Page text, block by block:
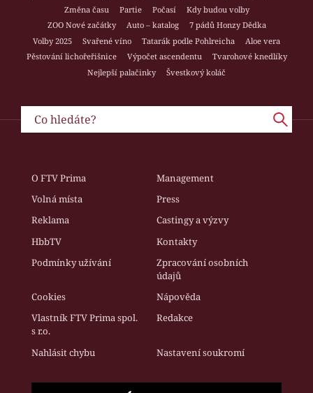
Změna času
Partie Počasí
Kdy budou volby
ZOO Nové začátky
Auto – katalog
7 pádů Honzy Dědka
Volby 2025
Svařené víno Tatarák podle Pohlreicha
Aloe vera
Pěstování lichořeřišnice
Výpočet ascendentu
Tvarohové knedlíky
Nejlepší palačinky
Švestkový koláč
O FTV Prima
Management
Volná místa
Press
Reklama
Castingy a výzvy
HbbTV
Kontakty
Podmínky užívání
Zpracování osobních
údajů
Cookies
Nápověda
Vlastník FTV Prima spol.
s r.o.
Redakce
Nahlásit chybu Nastavení soukromí